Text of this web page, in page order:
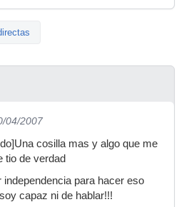
04/2007
cosilla mas y algo que me
tio de verdad
independencia para hacer eso
capaz ni de hablar!!!